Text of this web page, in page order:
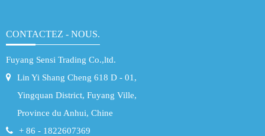
CONTACTEZ - NOUS.
Fuyang Sensi Trading Co.,ltd.
Lin Yi Shang Cheng 618 D - 01,
Yingquan District, Fuyang Ville,
Province du Anhui, Chine
+ 86 - 1822607369